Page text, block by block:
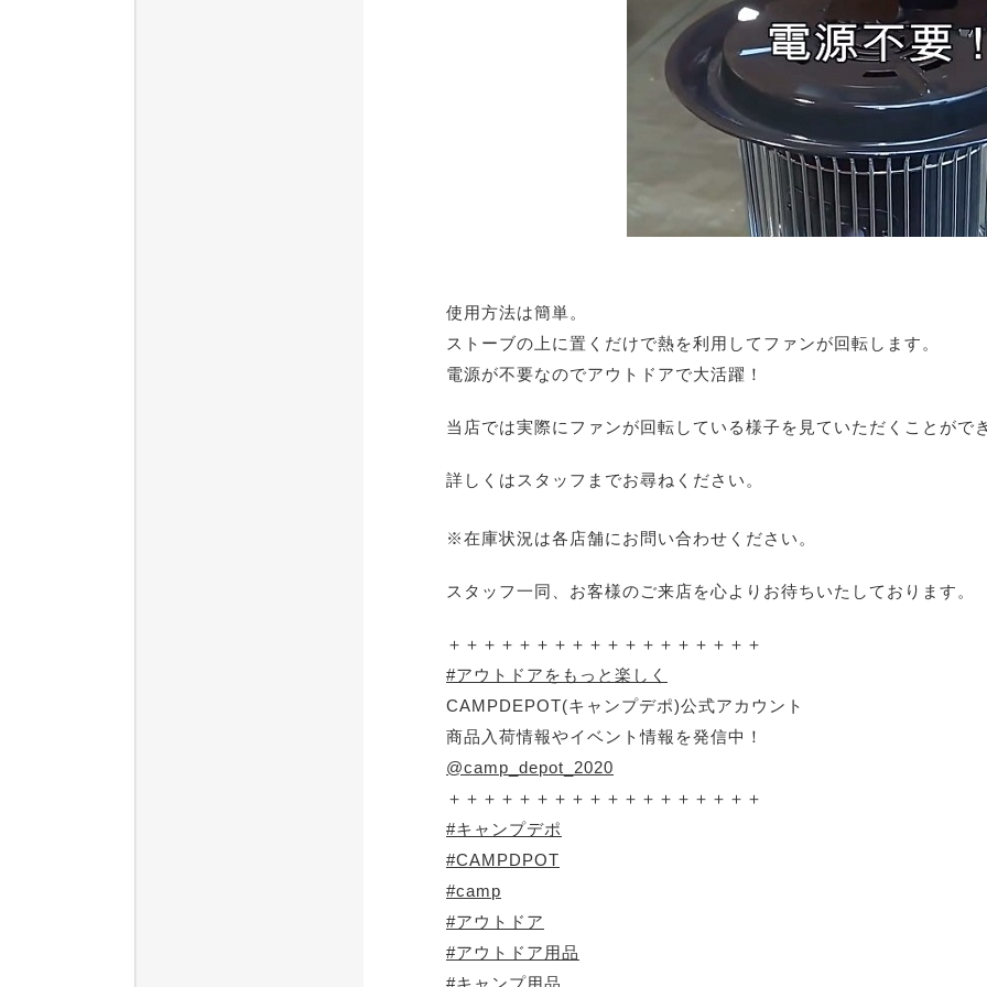
使用方法は簡単。
ストーブの上に置くだけで熱を利用してファンが回転します。
電源が不要なのでアウトドアで大活躍！
当店では実際にファンが回転している様子を見ていただくことがで
詳しくはスタッフまでお尋ねください。
※在庫状況は各店舗にお問い合わせください。
スタッフ一同、お客様のご来店を心よりお待ちいたしております。
＋＋＋＋＋＋＋＋＋＋＋＋＋＋＋＋＋＋
#アウトドアをもっと楽しく
CAMPDEPOT(キャンプデポ)公式アカウント
商品入荷情報やイベント情報を発信中！
@camp_depot_2020
＋＋＋＋＋＋＋＋＋＋＋＋＋＋＋＋＋＋
#キャンプデポ
#CAMPDPOT
#camp
#アウトドア
#アウトドア用品
#キャンプ用品